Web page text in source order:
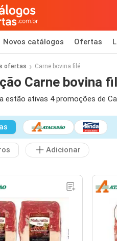
Novos catálogos Ofertas
ofertas Carne bovina filé
Carne bovina
estão ativas 4 promoções de
Adicionar